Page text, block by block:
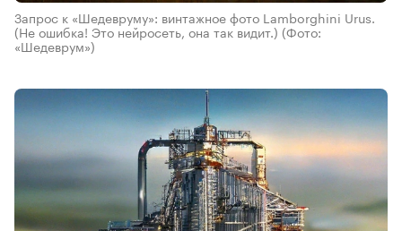
Запрос к «Шедевруму»: винтажное фото Lamborghini Urus.
(Не ошибка! Это нейросеть, она так видит.) (Фото:
«Шедеврум»)